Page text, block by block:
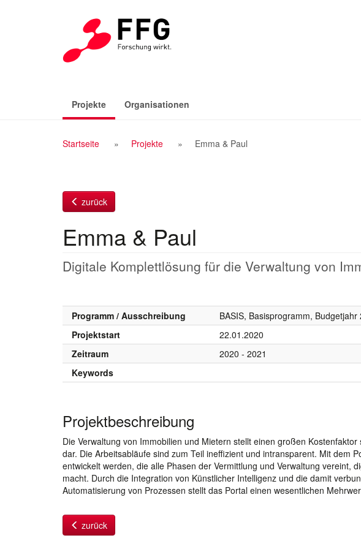
Projekte(aktiv)Organisationen
Breadcrumb
Startseite Projekte Emma & Paul
zurück
Emma & Paul
Digitale Komplettlösung für die Verwaltung von
Programm / Ausschreibung BASIS, Basisprogramm, Budgetjahr
Projektstart
22.01.2020
Zeitraum
2020 - 2021
Keywords
Projektbeschreibung
Die Verwaltung von Immobilien und Mietern stellt einen großen
dar. Die Arbeitsabläufe sind zum Teil ineffizient und intransparent. Mit dem
entwickelt werden, die alle Phasen der Vermittlung und Verwaltung vereint,
macht. Durch die Integration von Künstlicher Intelligenz und die damit
Automatisierung von Prozessen stellt das Portal einen wesentlichen
zurück